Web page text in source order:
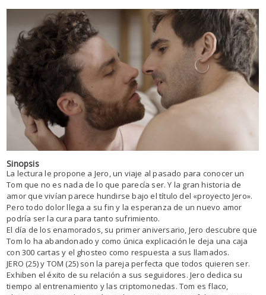
Sinopsis
La lectura le propone a Jero, un viaje al pasado para conocer un
Tom que no es nada de lo que parecía ser. Y la gran historia de
amor que vivían parece hundirse bajo el título del «proyecto Jero».
Pero todo dolor llega a su fin y la esperanza de un nuevo amor
podría ser la cura para tanto sufrimiento.
El día de los enamorados, su primer aniversario, Jero descubre que
Tom lo ha abandonado y como única explicación le deja una caja
con 300 cartas y el ghosteo como respuesta a sus llamados.
JERO (25) y TOM (25) son la pareja perfecta que todos quieren ser.
Exhiben el éxito de su relación a sus seguidores. Jero dedica su
tiempo al entrenamiento y las criptomonedas. Tom es flaco,